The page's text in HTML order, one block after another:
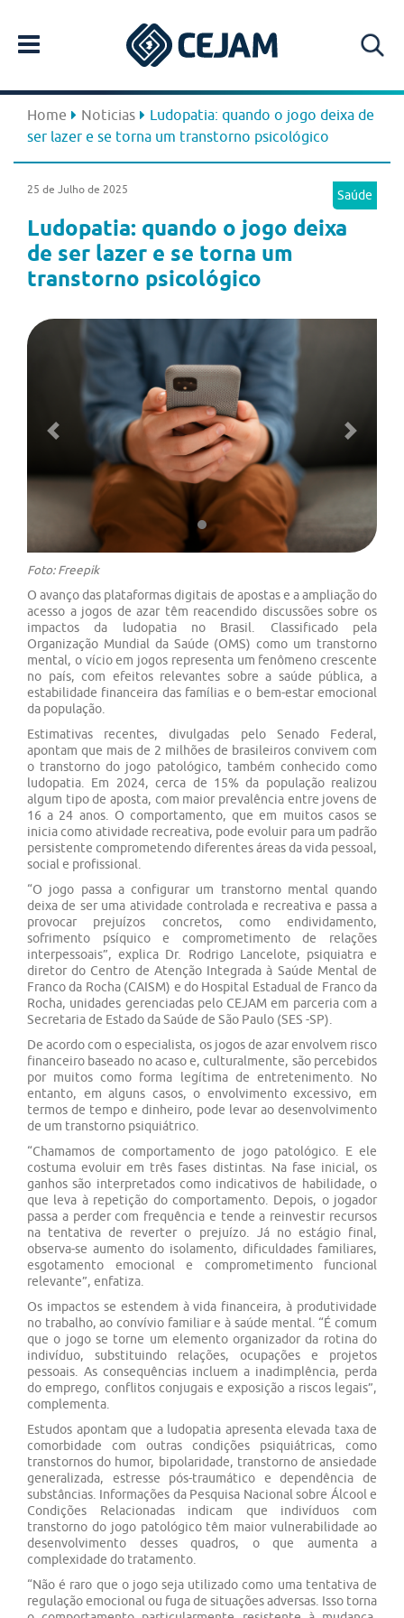
Home Noticias
Ludopatia: quando o jogo deixa de
ser lazer e se torna um transtorno psicológico
Saúde
25 de Julho de 2025
Ludopatia: quando o jogo deixa
de ser lazer e se torna um
transtorno psicológico
Previous Next
Foto: Freepik
O avanço das plataformas digitais de apostas e a ampliação do
acesso a jogos de azar têm reacendido discussões sobre os
impactos da ludopatia no Brasil. Classificado pela
Organização Mundial da Saúde (OMS) como um transtorno
mental, o vício em jogos representa um fenômeno crescente
no país, com efeitos relevantes sobre a saúde pública, a
estabilidade financeira das famílias e o bem-estar emocional
da população.
Estimativas recentes, divulgadas pelo Senado Federal,
apontam que mais de 2 milhões de brasileiros convivem com
o transtorno do jogo patológico, também conhecido como
ludopatia. Em 2024, cerca de 15% da população realizou
algum tipo de aposta, com maior prevalência entre jovens de
16 a 24 anos. O comportamento, que em muitos casos se
inicia como atividade recreativa, pode evoluir para um padrão
persistente comprometendo diferentes áreas da vida pessoal,
social e profissional.
“O jogo passa a configurar um transtorno mental quando
deixa de ser uma atividade controlada e recreativa e passa a
provocar prejuízos concretos, como endividamento,
sofrimento psíquico e comprometimento de relações
interpessoais”, explica Dr. Rodrigo Lancelote, psiquiatra e
diretor do Centro de Atenção Integrada à Saúde Mental de
Franco da Rocha (CAISM) e do Hospital Estadual de Franco da
Rocha, unidades gerenciadas pelo CEJAM em parceria com a
Secretaria de Estado da Saúde de São Paulo (SES -SP).
De acordo com o especialista, os jogos de azar envolvem risco
financeiro baseado no acaso e, culturalmente, são percebidos
por muitos como forma legítima de entretenimento. No
entanto, em alguns casos, o envolvimento excessivo, em
termos de tempo e dinheiro, pode levar ao desenvolvimento
de um transtorno psiquiátrico.
“Chamamos de comportamento de jogo patológico. E ele
costuma evoluir em três fases distintas. Na fase inicial, os
ganhos são interpretados como indicativos de habilidade, o
que leva à repetição do comportamento. Depois, o jogador
passa a perder com frequência e tende a reinvestir recursos
na tentativa de reverter o prejuízo. Já no estágio final,
observa-se aumento do isolamento, dificuldades familiares,
esgotamento emocional e comprometimento funcional
relevante”, enfatiza.
Os impactos se estendem à vida financeira, à produtividade
no trabalho, ao convívio familiar e à saúde mental. “É comum
que o jogo se torne um elemento organizador da rotina do
indivíduo, substituindo relações, ocupações e projetos
pessoais. As consequências incluem a inadimplência, perda
do emprego, conflitos conjugais e exposição a riscos legais”,
complementa.
Estudos apontam que a ludopatia apresenta elevada taxa de
comorbidade com outras condições psiquiátricas, como
transtornos do humor, bipolaridade, transtorno de ansiedade
generalizada, estresse pós-traumático e dependência de
substâncias. Informações da Pesquisa Nacional sobre Álcool e
Condições Relacionadas indicam que indivíduos com
transtorno do jogo patológico têm maior vulnerabilidade ao
desenvolvimento desses quadros, o que aumenta a
complexidade do tratamento.
“Não é raro que o jogo seja utilizado como uma tentativa de
regulação emocional ou fuga de situações adversas. Isso torna